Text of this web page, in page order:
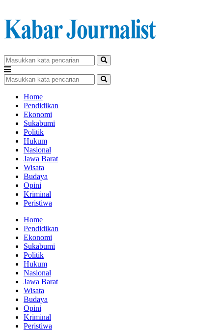
Home
Pendidikan
Ekonomi
Sukabumi
Politik
Hukum
Nasional
Jawa Barat
Wisata
Budaya
Opini
Kriminal
Peristiwa
Home
Pendidikan
Ekonomi
Sukabumi
Politik
Hukum
Nasional
Jawa Barat
Wisata
Budaya
Opini
Kriminal
Peristiwa